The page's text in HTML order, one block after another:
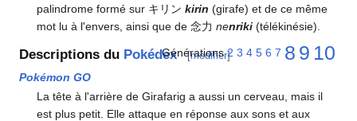
palindrome formé sur キリンkirin (girafe) et de ce même
mot lu à l'envers, ainsi que de 念力nenriki (télékinésie).
Descriptions du Pokédex [modifier]
Générations 2 3 4 5 6 7 8 9 10
Pokémon GO
La tête à l'arrière de Girafarig a aussi un cerveau, mais il
est plus petit. Elle attaque en réponse aux sons et aux